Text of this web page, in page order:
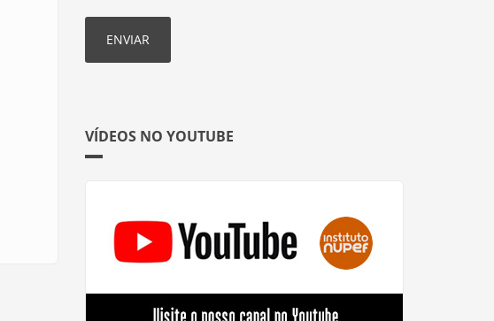
VÍDEOS NO YOUTUBE